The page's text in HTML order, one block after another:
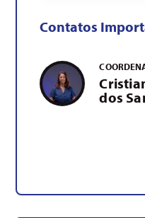
Contatos
dos